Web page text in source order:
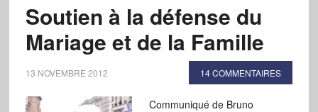
Soutien à la défense du
Mariage et de la Famille
13 NOVEMBRE 2012 14 COMMENTAIRES
Communiqué de Bruno